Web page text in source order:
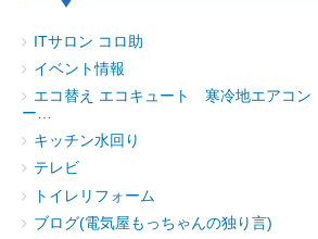
ITサロン コロ助
イベント情報
エコ替え エコキュート 寒冷地エアコ
ー…
キッチン水回り
テレビ
トイレリフォーム
ブログ(電気屋もっちゃんの独り言)